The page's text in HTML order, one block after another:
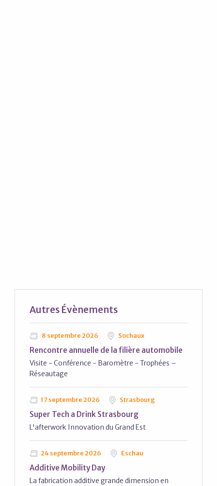
Autres Évènements
8 septembre 2026 Sochaux
Rencontre annuelle de la filière automobile
Visite - Conférence - Baromètre - Trophées –
Réseautage
17 septembre 2026 Strasbourg
Super Tech a Drink Strasbourg
L'afterwork Innovation du Grand Est
24 septembre 2026 Eschau
Additive Mobility Day
La fabrication additive grande dimension en